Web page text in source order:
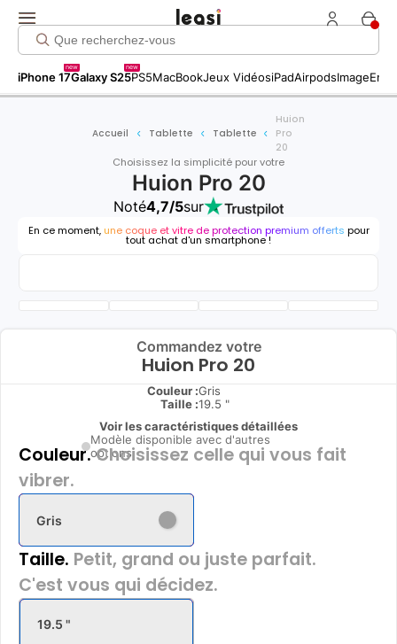
iPhone 17
new
Galaxy S25
new
PS5MacBookJeux VidéosiPadAirpodsImage
Accueil Tablette Tablette
Huion
Pro
20
Choisissez la simplicité pour votre
Huion Pro 20
Noté4,7/5sur
En ce moment, une coque et vitre de protection premium offerts pour
tout achat d'un smartphone !
Commandez votre
Huion Pro 20
Couleur :Gris
Taille :19.5 "
Voir les caractéristiques détaillées
Modèle disponible avec d'autres
options
Couleur.Choisissez celle qui vous fait
vibrer.
Gris
Taille. Petit, grand ou juste parfait.
C'est vous qui décidez.
19.5 "